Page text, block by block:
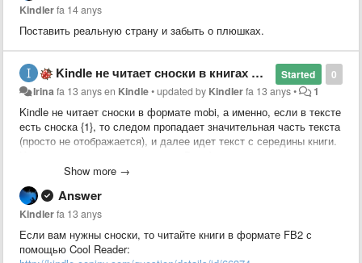
days to our secure fax line".
Кто-нибудь сталкивался с этим? Какие есть идеи, как
выкрутиться?
Kindlerfa 14 anys
Поставить реальную страну и забыть о плюшках.
0
Started
Kindle не читает сноски в книгах формата mobi
Irinafa 13 anysen Kindle•updated by Kindlerfa 13 anys• 1
Kindle не читает сноски в формате mobi, а именно, если в тексте
есть сноска {1}, то следом пропадает значительная часть текста
(просто не отображается), и далее идет текст с середины книги.
помощью калибри, так и напрямую скачивала с флибусты, итог
тот же. Посоветуйте, пожалуйста, что можно сделать?
Show more →
Answer
Kindlerfa 13 anys
Если вам нужны сноски, то читайте книги в формате FB2 с
помощью Cool Reader: